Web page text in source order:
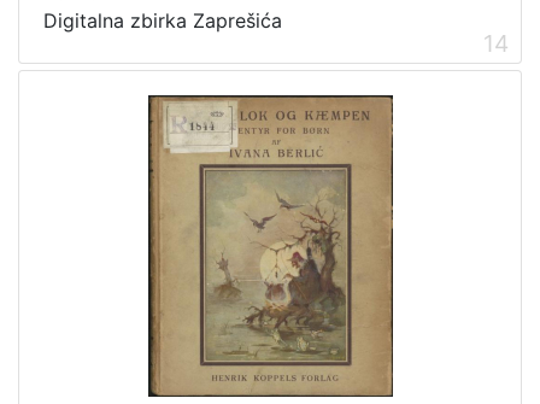
Digitalna zbirka Zaprešića
14